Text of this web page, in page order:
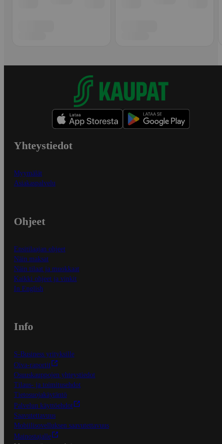
Yhteystiedot
Myymälät
Asiakaspalvelu
Ohjeet
Ensitilaajan ohjeet
Näin maksat
Näin tilaat ja muokkaat
Kaikki ohjeet ja vinkit
In English
Info
S-Business yrityksille
Oiva-raportit
Osuuskauppojen yhteystiedot
Tilaus- ja toimitusehdot
Tietosuojakäytäntö
Palvelun käyttöehdot
Saavutettavuus
Mobiilisovelluksen saavutettavuus
Mainostajalle